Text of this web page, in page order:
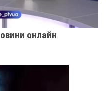
онлайн